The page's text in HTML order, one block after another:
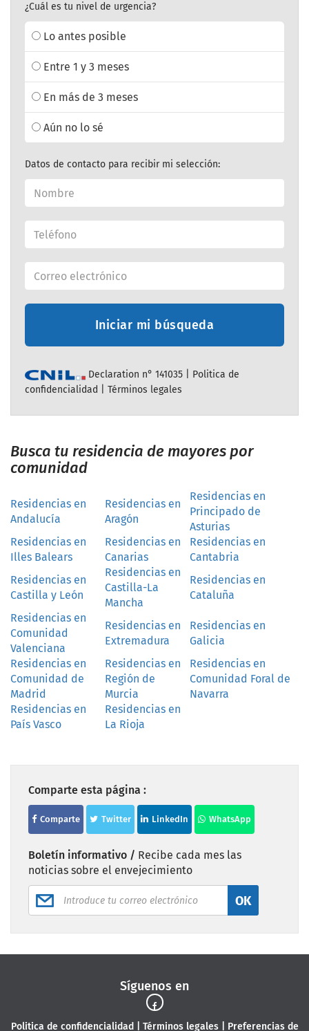
¿Cuál es tu nivel de urgencia?
Lo antes posible
Entre 1 y 3 meses
En más de 3 meses
Aún no lo sé
Datos de contacto para recibir mi selección:
Iniciar mi búsqueda
Declaration n° 141035 | Politica de
confidencialidad
Términos legales
Busca tu residencia de mayores por
comunidad
Residencias en
Andalucía
Residencias en
Aragón
Residencias en
Principado de
Asturias
Residencias en
Illes Balears
Residencias en
Canarias
Residencias en
Cantabria
Residencias en
Castilla y León
Residencias en
Castilla-La
Mancha
Residencias en
Cataluña
Residencias en
Comunidad
Valenciana
Residencias en
Extremadura
Residencias en
Galicia
Residencias en
Comunidad de
Madrid
Residencias en
Región de
Murcia
Residencias en
Comunidad Foral de
Navarra
Residencias en
País Vasco
Residencias en
La Rioja
Comparte esta página :
Comparte Twitter LinkedIn WhatsApp
Boletín informativo / Recibe cada mes las
noticias sobre el envejecimiento
OK
Síguenos en
Politica de confidencialidad Términos legales| Preferencias de